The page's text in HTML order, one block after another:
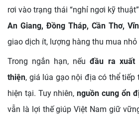
rơi vào trạng thái “nghỉ ngơi kỹ
An Giang, Đồng Tháp, Cần Thơ,
giao dịch ít, lượng hàng thu mua nhỏ
Trong ngắn hạn, nếuđầu ra xuất
thiện, giá lúa gạo nội địa có thể
hiện tại. Tuy nhiên,nguồn cung ổn
vẫn là lợi thế giúp Việt Nam giữ